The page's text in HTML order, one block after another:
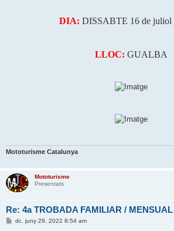
DIA: DISSABTE 16 de juliol
LLOC: GUALBA
Mototurisme Catalunya
Mototurisme
Presentats
Re: 4a TROBADA FAMILIAR /
Edc. juny 29, 2022 8:54 am